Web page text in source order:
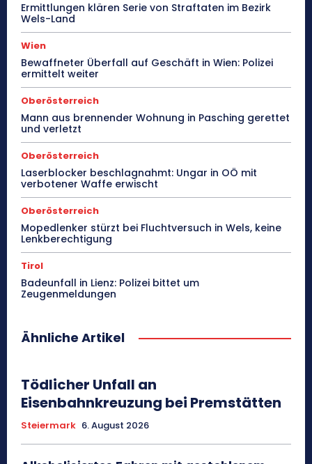
Ermittlungen klären Serie von Straftaten im Bezirk
Wels-Land
Wien
Bewaffneter Überfall auf Geschäft in Wien: Polizei
ermittelt weiter
Oberösterreich
Mann aus brennender Wohnung in Pasching gerettet
und verletzt
Oberösterreich
Laserblocker beschlagnahmt: Ungar in OÖ mit
verbotener Waffe erwischt
Oberösterreich
Mopedlenker stürzt bei Fluchtversuch in Wels, keine
Lenkberechtigung
Tirol
Badeunfall in Lienz: Polizei bittet um
Zeugenmeldungen
Ähnliche Artikel
Tödlicher Unfall an
Eisenbahnkreuzung bei Premstätten
Steiermark 6. August 2026